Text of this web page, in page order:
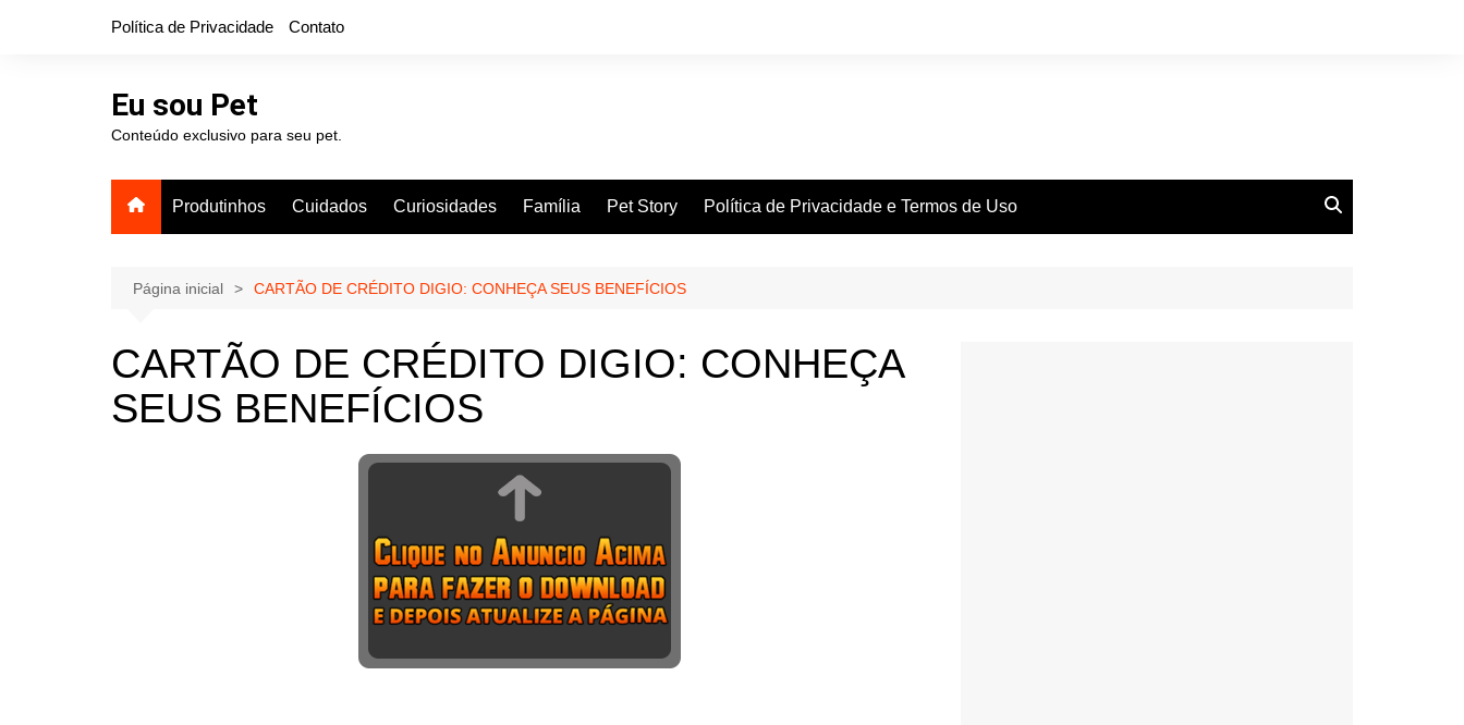
Política de Privacidade Contato
Eu sou Pet
Conteúdo exclusivo para seu pet.
Produtinhos Cuidados Curiosidades Família Pet Story Política de Privacidade e Termos de Uso
Página inicial CARTÃO DE CRÉDITO DIGIO: CONHEÇA SEUS BENEFÍCIOS
CARTÃO DE CRÉDITO DIGIO: CONHEÇA
SEUS BENEFÍCIOS